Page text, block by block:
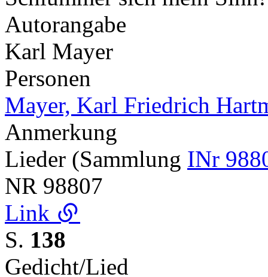
Autorangabe
Karl Mayer
Personen
Mayer, Karl Friedrich
Anmerkung
Lieder (Sammlung INr
NR 98807
Link
S. 138
Gedicht/Lied